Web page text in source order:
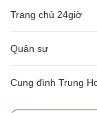
Trang chủ 24giờ
Quân sự
Cung đình Trung